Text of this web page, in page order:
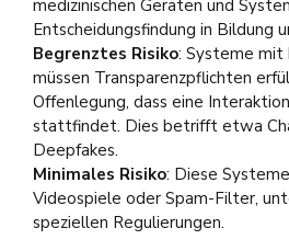
medizinischen Geräten und
Entscheidungsfindung in Bildung
Begrenztes Risiko: Systeme mit
müssen Transparenzpflichten
Offenlegung, dass eine
stattfindet. Dies betrifft etwa
Deepfakes.
Minimales Risiko: Diese
Videospiele oder Spam-Filter,
speziellen Regulierungen.